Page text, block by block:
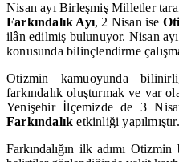
Nisan ayı Birleşmiş Milletler
Farkındalık Ayı, 2 Nisan ise
ilân edilmiş bulunuyor. Nisan
konusunda bilinçlendirme
Otizmin kamuoyunda
farkındalık oluşturmak ve var
Yenişehir İlçemizde de 3
Farkındalık etkinliği yapılmıştır.
Farkındalığın ilk adımı